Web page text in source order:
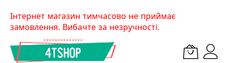
SkipІнтернет магазин тимчасово не приймає
замовлення. Вибачте за незручності.